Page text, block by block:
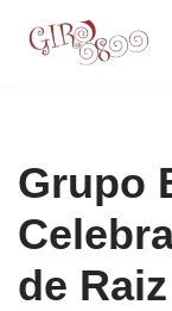
Grupo
de Raiz